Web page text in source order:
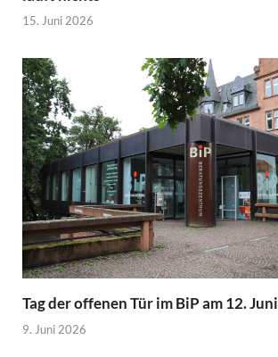
15. Juni 2026
Tag der offenen Tür im BiP am 12. Juni
9. Juni 2026